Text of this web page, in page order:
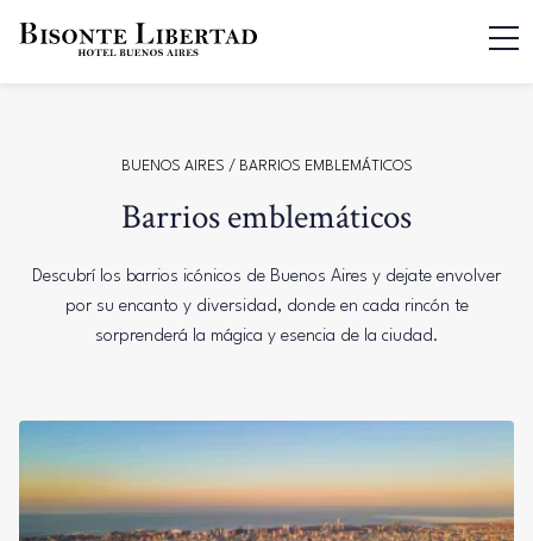
BUENOS AIRES / BARRIOS EMBLEMÁTICOS
Barrios emblemáticos
Descubrí los barrios icónicos de Buenos Aires y dejate envolver
por su encanto y diversidad, donde en cada rincón te
sorprenderá la mágica y esencia de la ciudad.